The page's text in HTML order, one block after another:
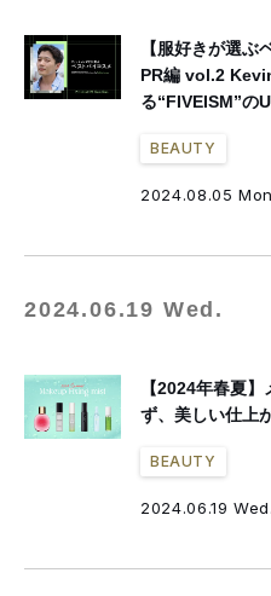
【服好きが選
PR編 vol.2
る“FIVEISM”の
BEAUTY
2024.08.05
2024.06.19 Wed.
【2024年春夏
ず、美しい仕上
BEAUTY
2024.06.19